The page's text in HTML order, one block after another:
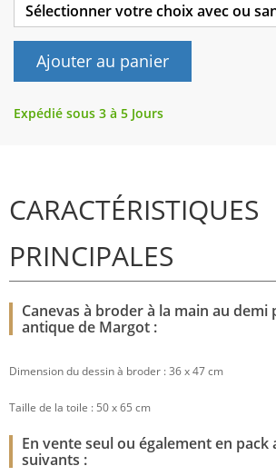
Sélectionner votre choix avec ou
Ajouter au panier
Expédié sous 3 à 5 Jours
CARACTÉRISTIQUES
PRINCIPALES
Canevas à broder à la main au
antique de Margot :
Dimension du dessin à broder : 36 x 47 cm
Taille de la toile : 50 x 65 cm
En vente seul ou également en pack
suivants :